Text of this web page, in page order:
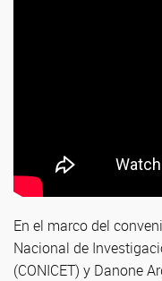
En el marco del
Nacional de
(CONICET) y Danone